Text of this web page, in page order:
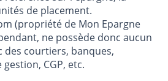
France, en ligne depuis 2001.
référence sur l'épargne, la
de placement.
(propriété de Mon Epargne
ne possède donc aucun